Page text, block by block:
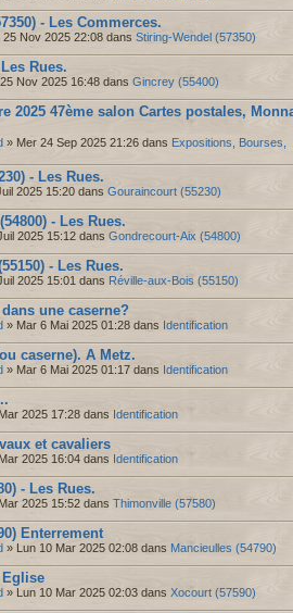
- Les Commerces.
25 Nov 2025 22:08 dans Stiring-Wendel (57350)
Rues.
Nov 2025 16:48 dans Gincrey (55400)
2025 47ème salon Cartes postales,
» Mer 24 Sep 2025 21:26 dans Expositions, Bourses,
- Les Rues.
2025 15:20 dans Gouraincourt (55230)
- Les Rues.
2025 15:12 dans Gondrecourt-Aix (54800)
- Les Rues.
2025 15:01 dans Réville-aux-Bois (55150)
une caserne?
» Mar 6 Mai 2025 01:28 dans Identification
caserne). A Metz.
» Mar 6 Mai 2025 01:17 dans Identification
2025 17:28 dans Identification
et cavaliers
2025 16:04 dans Identification
- Les Rues.
2025 15:52 dans Thimonville (57580)
Enterrement
» Lun 10 Mar 2025 02:08 dans Mancieulles (54790)
Eglise
» Lun 10 Mar 2025 02:03 dans Xocourt (57590)